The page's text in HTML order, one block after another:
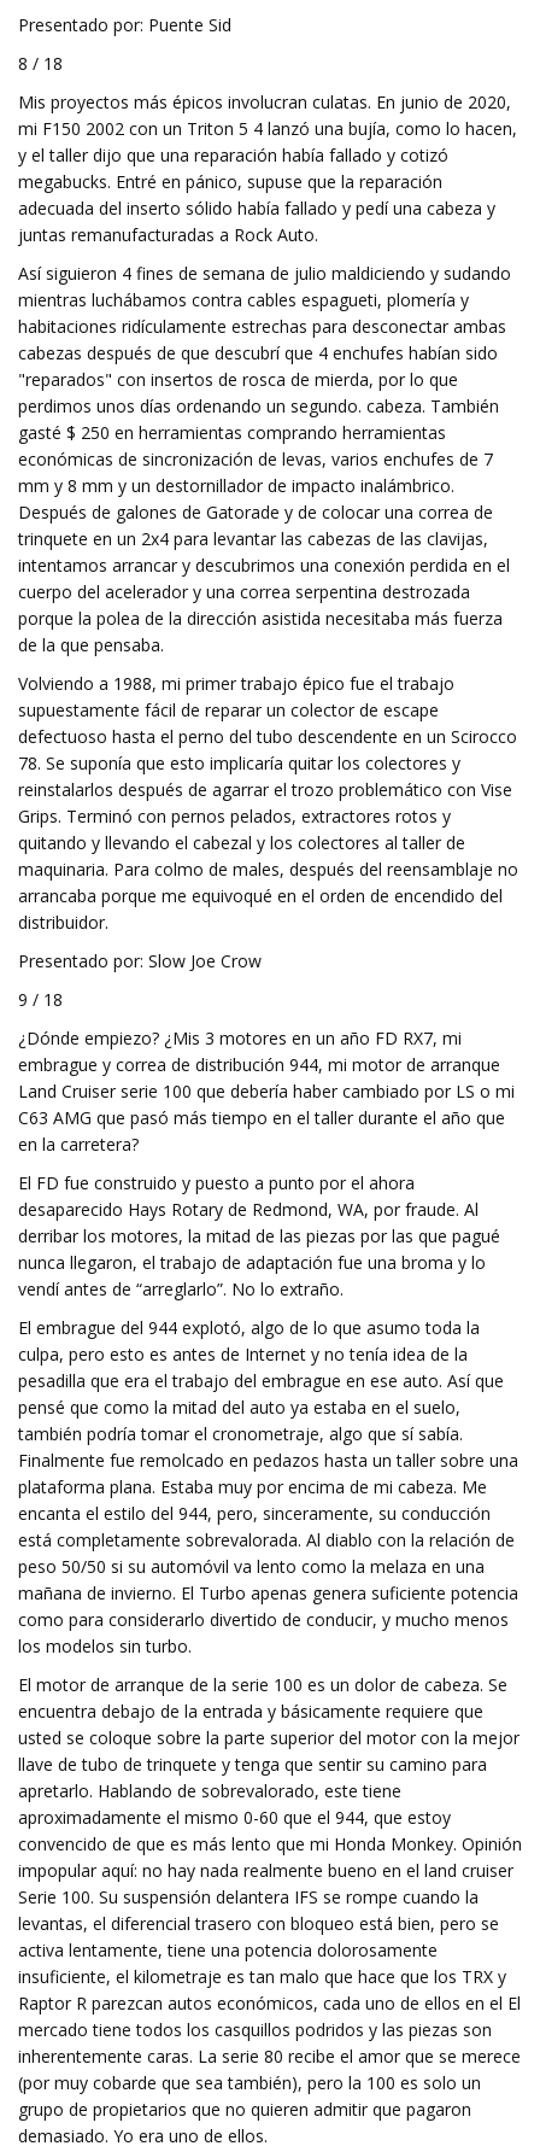
Presentado por: Puente Sid
8 / 18
Mis proyectos más épicos involucran culatas. En junio de 2020,
mi F150 2002 con un Triton 5 4 lanzó una bujía, como lo hacen,
y el taller dijo que una reparación había fallado y cotizó
megabucks. Entré en pánico, supuse que la reparación
adecuada del inserto sólido había fallado y pedí una cabeza y
juntas remanufacturadas a Rock Auto.
Así siguieron 4 fines de semana de julio maldiciendo y sudando
mientras luchábamos contra cables espagueti, plomería y
habitaciones ridículamente estrechas para desconectar ambas
cabezas después de que descubrí que 4 enchufes habían sido
"reparados" con insertos de rosca de mierda, por lo que
perdimos unos días ordenando un segundo. cabeza. También
gasté $ 250 en herramientas comprando herramientas
económicas de sincronización de levas, varios enchufes de 7
mm y 8 mm y un destornillador de impacto inalámbrico.
Después de galones de Gatorade y de colocar una correa de
trinquete en un 2x4 para levantar las cabezas de las clavijas,
intentamos arrancar y descubrimos una conexión perdida en el
cuerpo del acelerador y una correa serpentina destrozada
porque la polea de la dirección asistida necesitaba más fuerza
de la que pensaba.
Volviendo a 1988, mi primer trabajo épico fue el trabajo
supuestamente fácil de reparar un colector de escape
defectuoso hasta el perno del tubo descendente en un Scirocco
78. Se suponía que esto implicaría quitar los colectores y
reinstalarlos después de agarrar el trozo problemático con Vise
Grips. Terminó con pernos pelados, extractores rotos y
quitando y llevando el cabezal y los colectores al taller de
maquinaria. Para colmo de males, después del reensamblaje no
arrancaba porque me equivoqué en el orden de encendido del
distribuidor.
Presentado por: Slow Joe Crow
9 / 18
¿Dónde empiezo? ¿Mis 3 motores en un año FD RX7, mi
embrague y correa de distribución 944, mi motor de arranque
Land Cruiser serie 100 que debería haber cambiado por LS o mi
C63 AMG que pasó más tiempo en el taller durante el año que
en la carretera?
El FD fue construido y puesto a punto por el ahora
desaparecido Hays Rotary de Redmond, WA, por fraude. Al
derribar los motores, la mitad de las piezas por las que pagué
nunca llegaron, el trabajo de adaptación fue una broma y lo
vendí antes de “arreglarlo”. No lo extraño.
El embrague del 944 explotó, algo de lo que asumo toda la
culpa, pero esto es antes de Internet y no tenía idea de la
pesadilla que era el trabajo del embrague en ese auto. Así que
pensé que como la mitad del auto ya estaba en el suelo,
también podría tomar el cronometraje, algo que sí sabía.
Finalmente fue remolcado en pedazos hasta un taller sobre una
plataforma plana. Estaba muy por encima de mi cabeza. Me
encanta el estilo del 944, pero, sinceramente, su conducción
está completamente sobrevalorada. Al diablo con la relación de
peso 50/50 si su automóvil va lento como la melaza en una
mañana de invierno. El Turbo apenas genera suficiente potencia
como para considerarlo divertido de conducir, y mucho menos
los modelos sin turbo.
El motor de arranque de la serie 100 es un dolor de cabeza. Se
encuentra debajo de la entrada y básicamente requiere que
usted se coloque sobre la parte superior del motor con la mejor
llave de tubo de trinquete y tenga que sentir su camino para
apretarlo. Hablando de sobrevalorado, este tiene
aproximadamente el mismo 0-60 que el 944, que estoy
convencido de que es más lento que mi Honda Monkey. Opinión
impopular aquí: no hay nada realmente bueno en el land cruiser
Serie 100. Su suspensión delantera IFS se rompe cuando la
levantas, el diferencial trasero con bloqueo está bien, pero se
activa lentamente, tiene una potencia dolorosamente
insuficiente, el kilometraje es tan malo que hace que los TRX y
Raptor R parezcan autos económicos, cada uno de ellos en el El
mercado tiene todos los casquillos podridos y las piezas son
inherentemente caras. La serie 80 recibe el amor que se merece
(por muy cobarde que sea también), pero la 100 es solo un
grupo de propietarios que no quieren admitir que pagaron
demasiado. Yo era uno de ellos.